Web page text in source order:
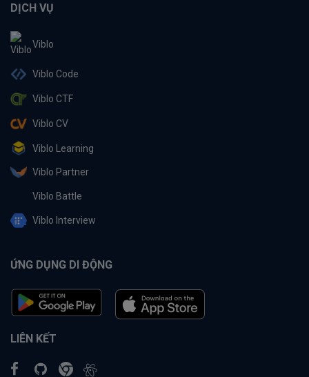
DỊCH VỤ
Viblo
Viblo Code
Viblo CTF
Viblo CV
Viblo Learning
Viblo Partner
Viblo Battle
Viblo Interview
ỨNG DỤNG DI ĐỘNG
LIÊN KẾT